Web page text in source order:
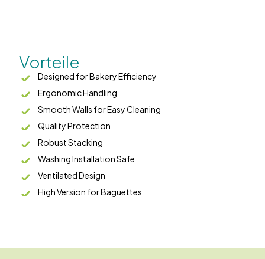
Vorteile
Designed for Bakery Efficiency
Ergonomic Handling
Smooth Walls for Easy Cleaning
Quality Protection
Robust Stacking
Washing Installation Safe
Ventilated Design
High Version for Baguettes